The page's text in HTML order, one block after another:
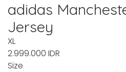
adidas
Jersey
XL
2.999.000 IDR
Size